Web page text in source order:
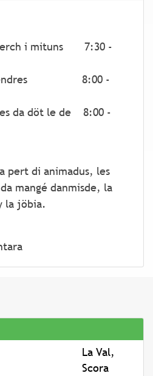
i mituns 7:30 -
y vëndres 8:00 -
da döt le de 8:00 -
pert di animadus, les
mangé danmisde, la
la jöbia.
La Val,
Scora